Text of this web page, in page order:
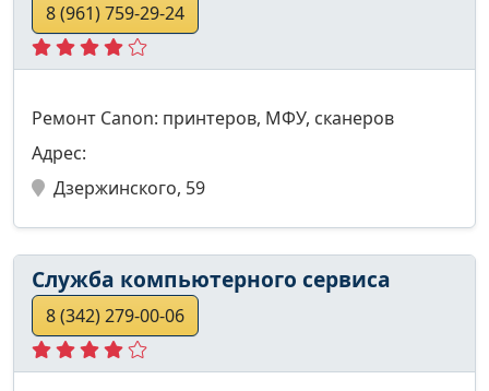
8 (961) 759-29-24
Ремонт Canon: принтеров, МФУ, сканеров
Адрес:
Дзержинского, 59
Служба компьютерного сервиса
8 (342) 279-00-06